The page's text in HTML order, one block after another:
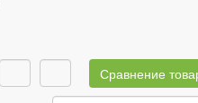
Сравнение